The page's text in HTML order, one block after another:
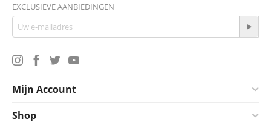
EXCLUSIEVE AANBIEDINGEN
Mijn Account
Shop